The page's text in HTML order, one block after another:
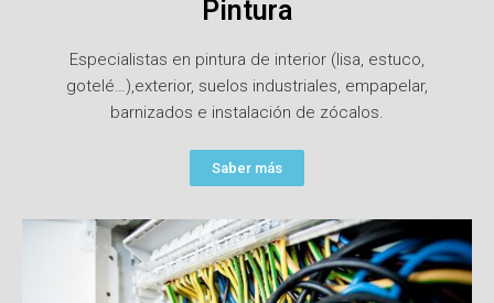
Pintura
Especialistas en pintura de interior (lisa, estuco,
gotelé…),exterior, suelos industriales, empapelar,
barnizados e instalación de zócalos.
Saber más